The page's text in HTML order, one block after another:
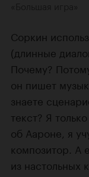
Соркин
(длинные
Почему?
он пишет
знаете
текст? Я
об Аароне, я
композитор. А
из настольных